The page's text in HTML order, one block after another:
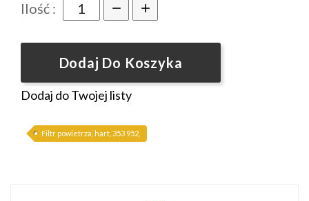
Ilość :
Dodaj Do Koszyka
Dodaj do Twojej listy
Filtr powietrza, hart, 353 952,